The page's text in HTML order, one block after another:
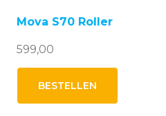
Mova S70 Roller
599,00
BESTELLEN